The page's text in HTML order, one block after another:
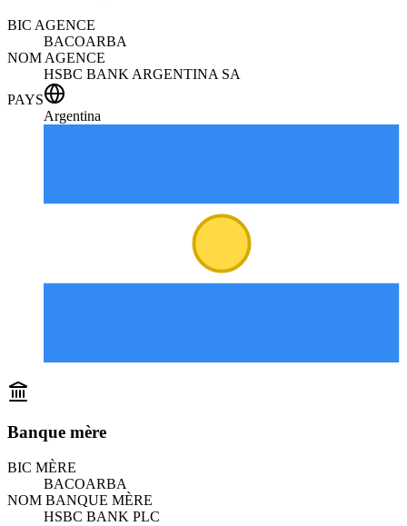
BIC AGENCE
BACOARBA
NOM AGENCE
HSBC BANK ARGENTINA SA
PAYS
Argentina
Banque mère
BIC MÈRE
BACOARBA
NOM BANQUE MÈRE
HSBC BANK PLC